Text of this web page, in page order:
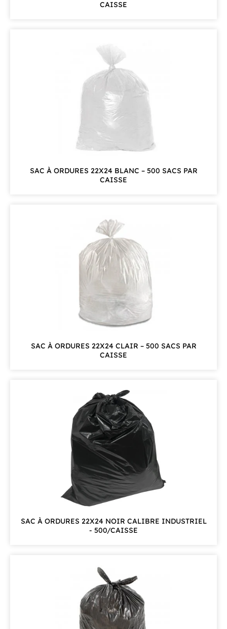
CAISSE
SAC À ORDURES 22X24 BLANC – 500 SACS PAR
CAISSE
SAC À ORDURES 22X24 CLAIR – 500 SACS PAR
CAISSE
SAC À ORDURES 22X24 NOIR CALIBRE INDUSTRIEL
- 500/CAISSE